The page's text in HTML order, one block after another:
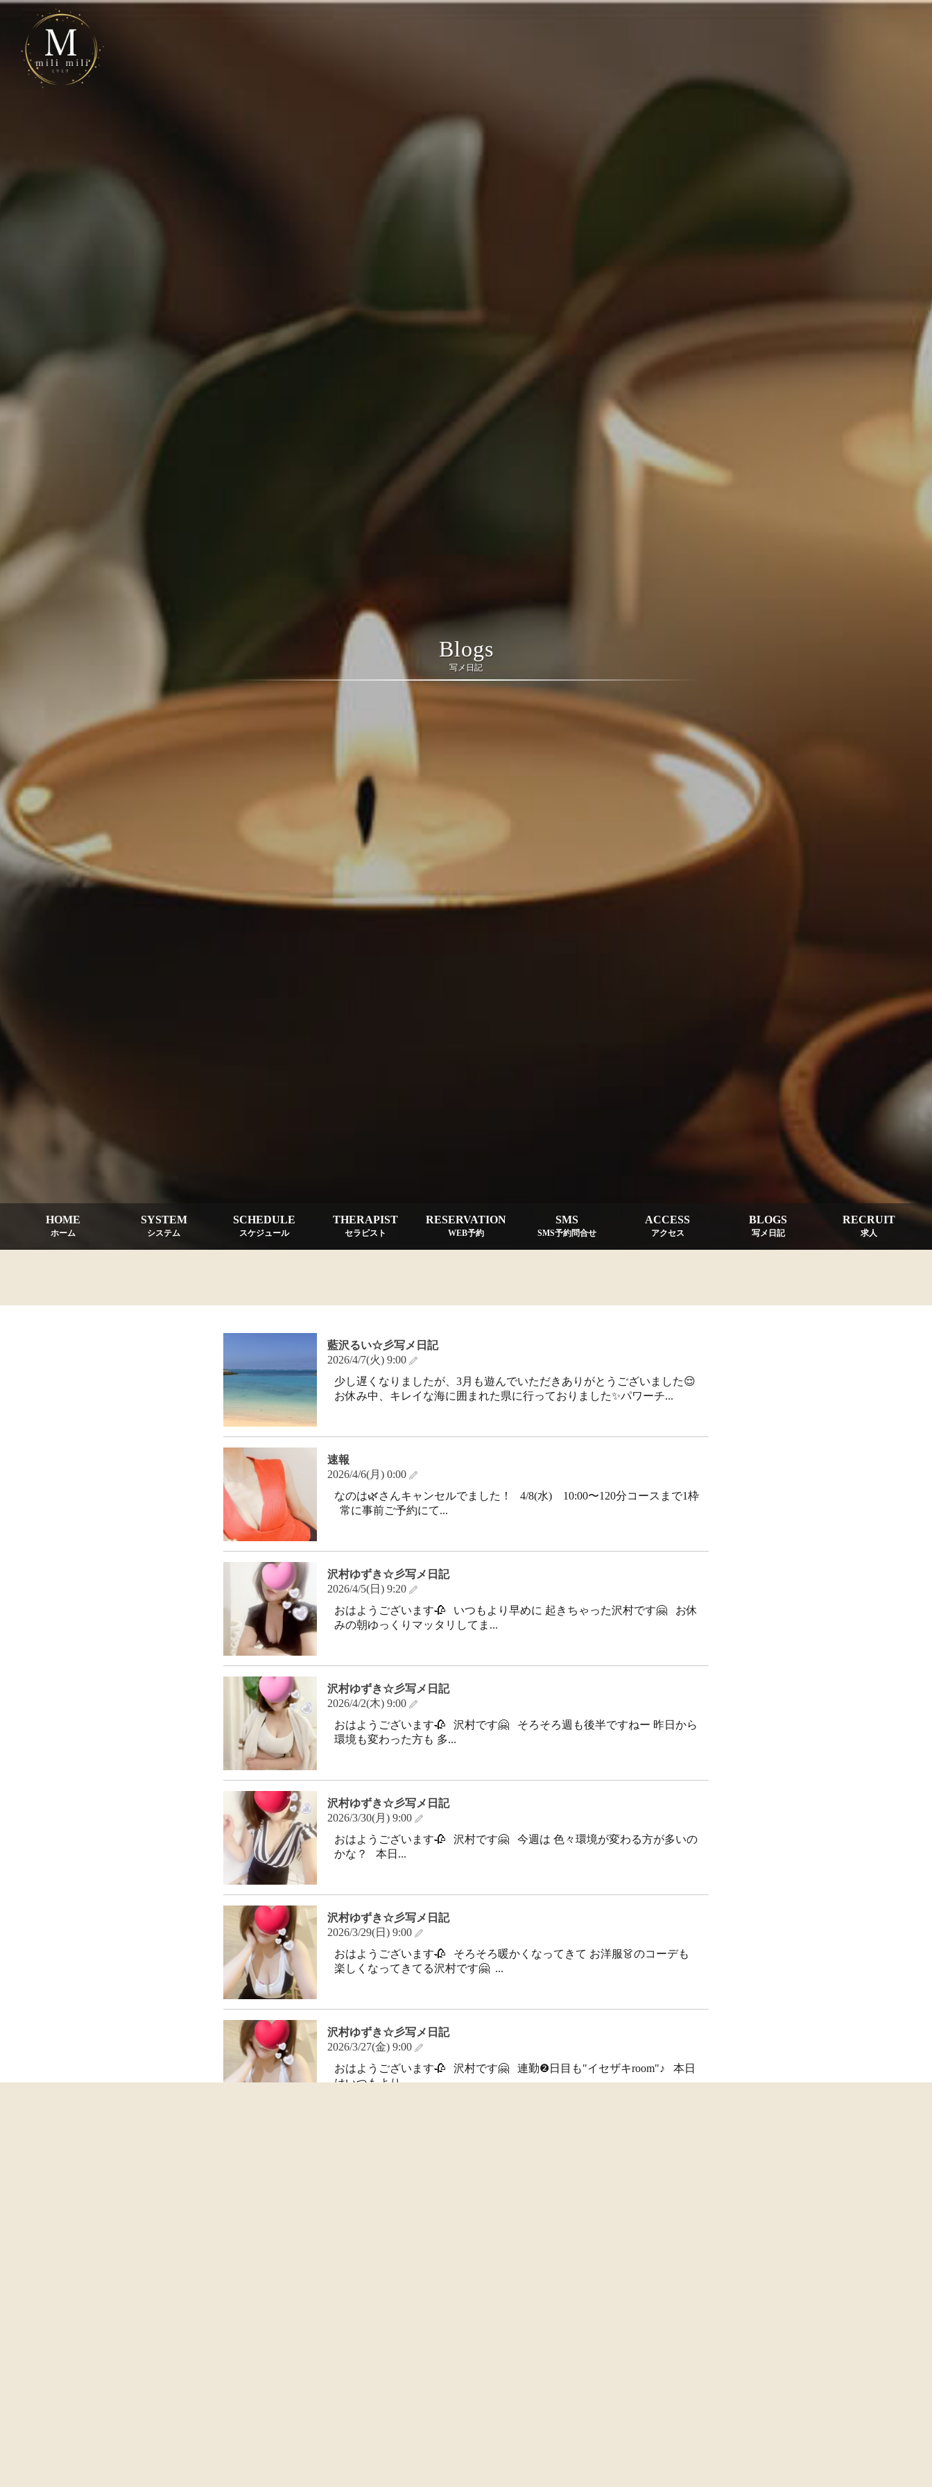
HOME
ホーム
SYSTEM
システム
SCHEDULE
スケジュール
THERAPIST
セラピスト
RESERVATION
WEB予約
SMS
SMS予約問合せ
ACCESS
アクセス
BLOGS
写メ日記
RECRUIT
求人
Blogs
写メ日記
藍沢るい☆彡写メ日記
2026/4/7(火) 9:00
少し遅くなりましたが、3月も遊んでいただきありがとうございました😌
お休み中、キレイな海に囲まれた県に行っておりました✨パワーチ...
速報
2026/4/6(月) 0:00
なのは🌿さんキャンセルでました！ 4/8(水) 10:00〜120分コースまで1枠
常に事前ご予約にて...
沢村ゆずき☆彡写メ日記
2026/4/5(日) 9:20
おはようございます🥀 いつもより早めに 起きちゃった沢村です🤗 お休
みの朝ゆっくりマッタリしてま...
沢村ゆずき☆彡写メ日記
2026/4/2(木) 9:00
おはようございます🥀 沢村です🤗 そろそろ週も後半ですねー 昨日から
環境も変わった方も 多...
沢村ゆずき☆彡写メ日記
2026/3/30(月) 9:00
おはようございます🥀 沢村です🤗 今週は 色々環境が変わる方が多いの
かな？ 本日...
沢村ゆずき☆彡写メ日記
2026/3/29(日) 9:00
おはようございます🥀 そろそろ暖かくなってきて お洋服👗のコーデも
楽しくなってきてる沢村です🤗 ...
沢村ゆずき☆彡写メ日記
2026/3/27(金) 9:00
おはようございます🥀 沢村です🤗 連勤❷日目も"イセザキroom"♪ 本日
はいつもより...